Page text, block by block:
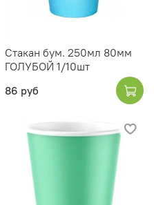
Стакан бум. 250мл 80мм
ГОЛУБОЙ 1/10шт
86 руб